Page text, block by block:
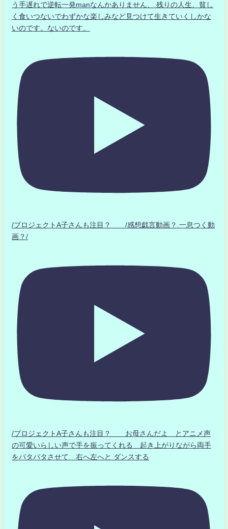
う手遅れで逆転一発manなんかありません、 残りの人生、貧し
く食いつないでわずかな楽しみなど見つけて生きていくしかな
いのです。ないのです。
/プロジェクトA子さんも注目？ /感想戯言動画？.一息つく動
画？/
/プロジェクトA子さんも注目？ お母さんだよ とアニメ声
の可愛いらしい声で手を振ってくれる 起き上がりながら両手
をパタパタさせて 右へ左へと ダンスする